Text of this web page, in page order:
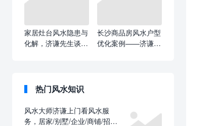
家居灶台风水隐患与
化解，济谦先生谈厨
长沙商品房风水户型
优化案例——济谦先
热门风水知识
风水大师济谦上门看风水服
务，居家/别墅/企业/商铺/招财